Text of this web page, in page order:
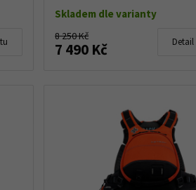
Skladem dle varianty
8 250 Kč
7 490 Kč